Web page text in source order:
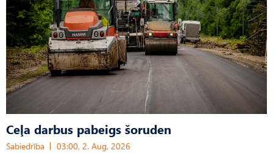
Ceļa darbus pabeigs šoruden
Sabiedrība 03:00, 2. Aug, 2026